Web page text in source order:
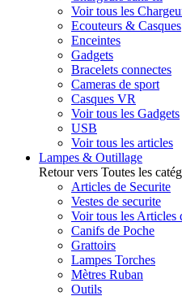
Voir tous les
Ecouteurs & Casques
Enceintes
Gadgets
Bracelets connectes
Cameras de sport
Casques VR
Voir tous les Gadgets
USB
Voir tous les articles
Lampes & Outillage
Retour vers Toutes les
Articles de Securite
Vestes de securite
Voir tous les Articles
Canifs de Poche
Grattoirs
Lampes Torches
Mètres Ruban
Outils